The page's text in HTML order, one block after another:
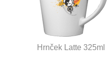
Hrnček Latte 325ml